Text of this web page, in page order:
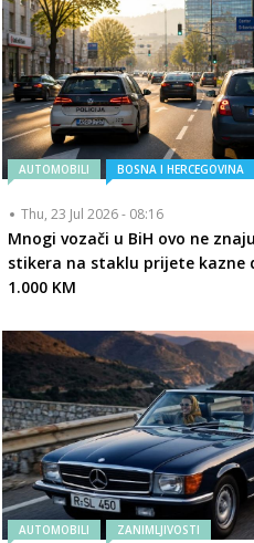
AUTOMOBILI BOSNA I HERCEGOVINA
Thu, 23 Jul 2026 - 08:16
Mnogi vozači u BiH ovo ne
stikera na staklu prijete kazne
1.000 KM
AUTOMOBILI ZANIMLJIVOSTI